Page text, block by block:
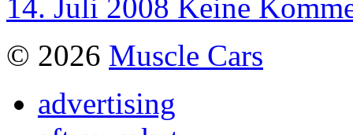
14. Juli 2008 Keine
© 2026 Muscle Cars
advertising